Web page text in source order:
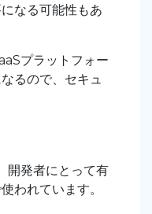
なる可能性もあ
プラットフォー
るので、セキュ
開発者にとって有
われています。